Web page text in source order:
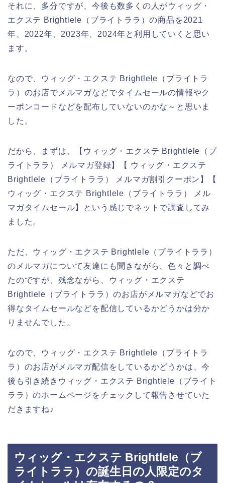
それに、多分ですが、今後も数多くの人がウィッグ・
エクステ Brightlele（ブライトララ）の商品を2021
年、2022年、2023年、2024年と利用していくと思い
ます。
なので、ウィッグ・エクステ Brightlele（ブライトラ
ラ）のお店でメルマガなどでタイムセールの情報やク
ーポンコードなどを配布していないのかな～と思いま
した。
だから、まずは、【ウィッグ・エクステ Brightlele（ブ
ライトララ） メルマガ登録】【 ウィッグ・エクステ
Brightlele（ブライトララ） メルマガ割引クーポン】【
ウィッグ・エクステ Brightlele（ブライトララ） メル
マガタイムセール】という感じでネットで調査してみ
ました。
ただ、ウィッグ・エクステ Brightlele（ブライトララ）
のメルマガについて友達にも聞きながら、色々と調べ
たのですが、残念ながら、ウィッグ・エクステ
Brightlele（ブライトララ）のお店がメルマガなどでお
得なタイムセールなどを配信しているかどうかは分か
りませんでした。
なので、ウィッグ・エクステ Brightlele（ブライトラ
ラ）のお店がメルマガ配信をしているかどうかは、今
後も引き続きウィッグ・エクステ Brightlele（ブライト
ララ）のホームページをチェックして報告させていた
だきますね♪
ウィッグ・エクステ Brightlele（ブ
ライトララ）の誕生日の人限定のタ